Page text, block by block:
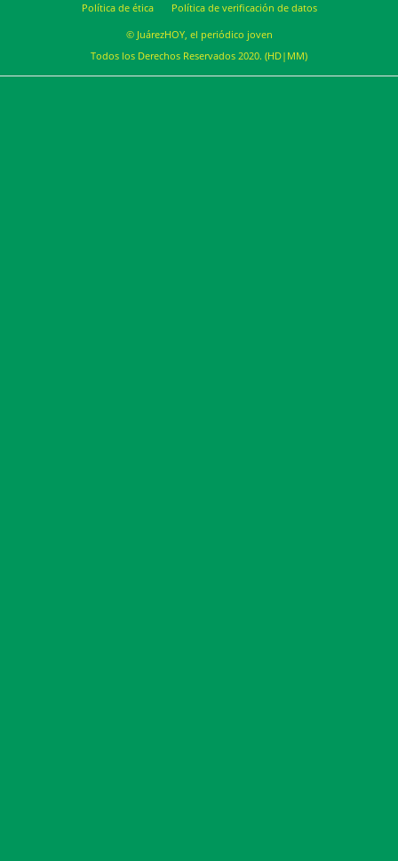
Política de ética
Política de verificación de datos
© JuárezHOY, el periódico joven
Todos los Derechos Reservados 2020. (HD|MM)